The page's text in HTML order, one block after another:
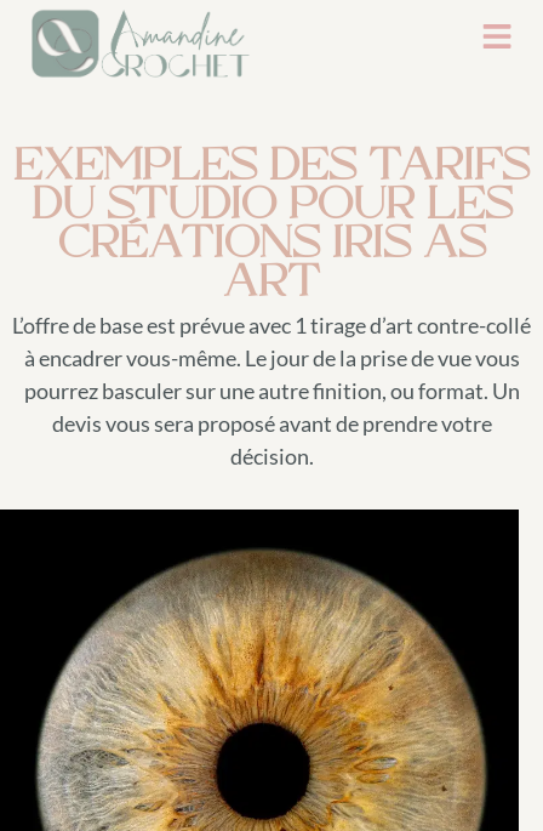
EXEMPLES DES TARIFS
DU STUDIO POUR LES
CRÉATIONS IRIS AS
ART
L’offre de base est prévue avec 1 tirage d’art contre-collé
à encadrer vous-même. Le jour de la prise de vue vous
pourrez basculer sur une autre finition, ou format. Un
devis vous sera proposé avant de prendre votre
décision.